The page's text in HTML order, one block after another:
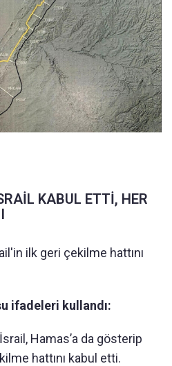
KABUL ETTİ, HER
ilk geri çekilme hattını
ifadeleri kullandı:
Hamas’a da gösterip
hattını kabul etti.